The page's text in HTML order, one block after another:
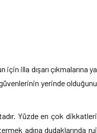
illa dışarı çıkmalarına ya
yerinde olduğunu
Yüzde en çok dikkatleri
adına dudaklarında ruj